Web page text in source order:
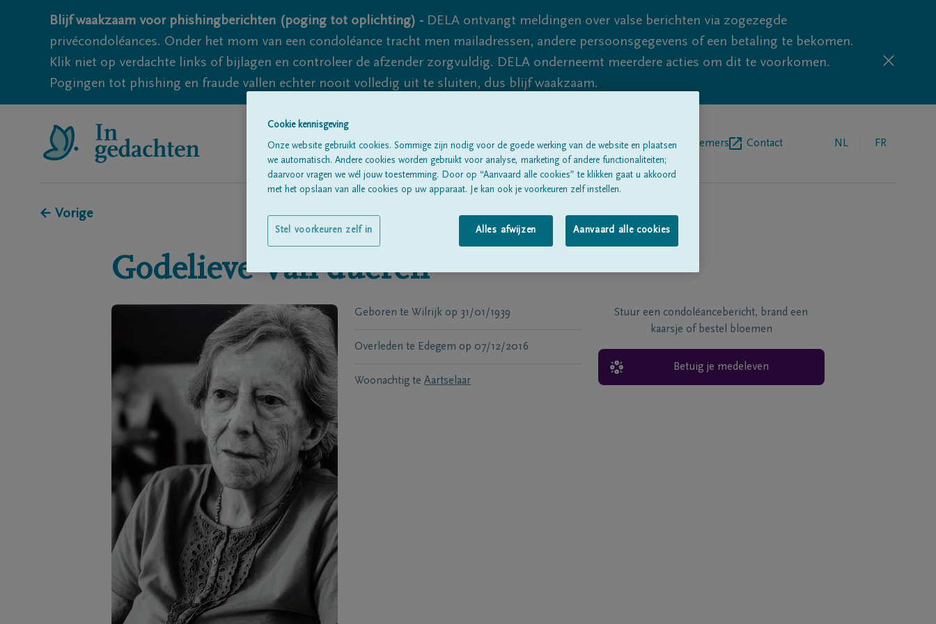
Blijf waakzaam voor phishingberichten (poging tot oplichting) - DELA ontvangt meldingen over valse berichten via zogezegde
privécondoléances. Onder het mom van een condoléance tracht men mailadressen, andere persoonsgegevens of een betaling te bekomen.
Klik niet op verdachte links of bijlagen en controleer de afzender zorgvuldig. DELA onderneemt meerdere acties om dit te voorkomen.
Pogingen tot phishing en fraude vallen echter nooit volledig uit te sluiten, dus blijf waakzaam.
Alle rouwberichtenOver onsBegrafenisondernemers Contact NL FR
← Vorige
Godelieve Van dueren
Geboren te Wilrijk op 31/01/1939
Overleden te Edegem op 07/12/2016
Woonachtig te Aartselaar
Stuur een condoléancebericht, brand een
kaarsje of bestel bloemen
Betuig je medeleven
Cookie kennisgeving
Onze website gebruikt cookies. Sommige zijn nodig voor de goede werking van de website en plaatsen
we automatisch. Andere cookies worden gebruikt voor analyse, marketing of andere functionaliteiten;
daarvoor vragen we wél jouw toestemming. Door op “Aanvaard alle cookies” te klikken gaat u akkoord
met het opslaan van alle cookies op uw apparaat. Je kan ook je voorkeuren zelf instellen.
Alles afwijzen Aanvaard alle cookies
Stel voorkeuren zelf in